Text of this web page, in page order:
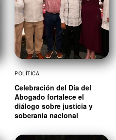
POLÍTICA
Celebración del Día del
Abogado fortalece el
diálogo sobre justicia y
soberanía nacional